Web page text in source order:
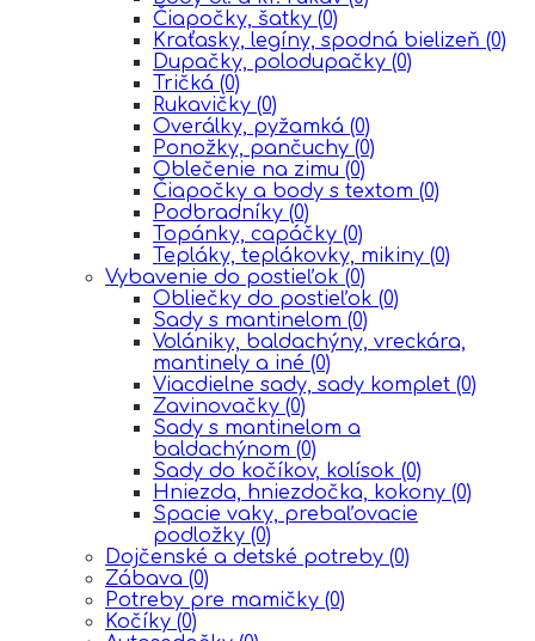
Čiapočky, šatky (0)
Kraťasky, legíny, spodná bielizeň (0)
Dupačky, polodupačky (0)
Tričká (0)
Rukavičky (0)
Overálky, pyžamká (0)
Ponožky, pančuchy (0)
Oblečenie na zimu (0)
Čiapočky a body s textom (0)
Podbradníky (0)
Topánky, capáčky (0)
Tepláky, teplákovky, mikiny (0)
Vybavenie do postieľok (0)
Obliečky do postieľok (0)
Sady s mantinelom (0)
Volániky, baldachýny, vreckára,
mantinely a iné (0)
Viacdielne sady, sady komplet (0)
Zavinovačky (0)
Sady s mantinelom a
baldachýnom (0)
Sady do kočíkov, kolísok (0)
Hniezda, hniezdočka, kokony (0)
Spacie vaky, prebaľovacie
podložky (0)
Dojčenské a detské potreby (0)
Zábava (0)
Potreby pre mamičky (0)
Kočíky (0)